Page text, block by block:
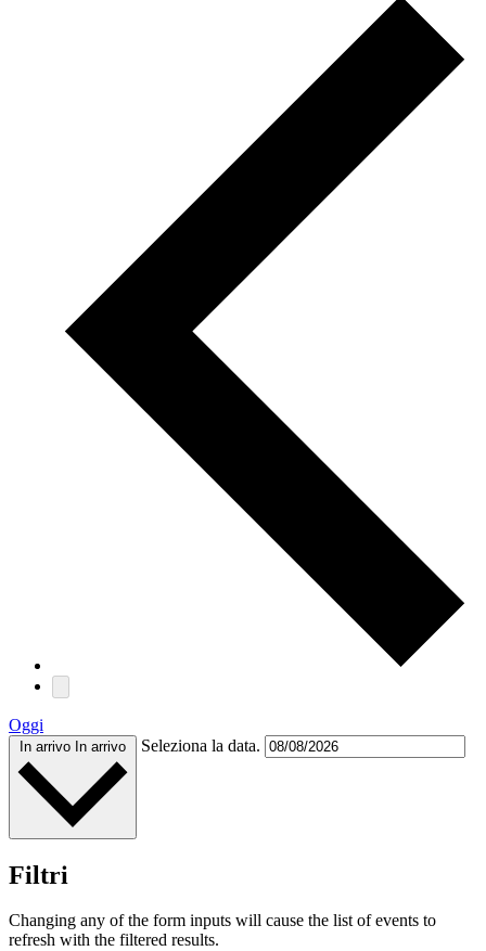
Oggi
In arrivo In arrivo Seleziona la data.
Filtri
Changing any of the form inputs will cause the list of events to
refresh with the filtered results.